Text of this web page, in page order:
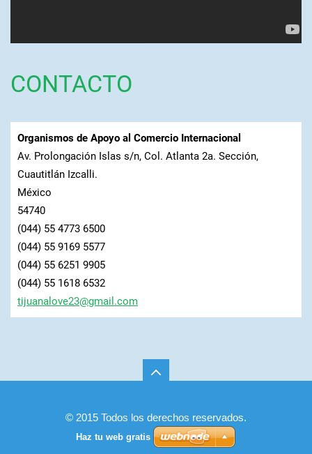
CONTACTO
Organismos de Apoyo al Comercio Internacional
Av. Prolongación Islas s/n, Col. Atlanta 2a. Sección,
Cuautitlán Izcalli.
México
54740
(044) 55 4773 6500
(044) 55 9169 5577
(044) 55 6251 9905
(044) 55 1618 6532
tijuanal ove23@gmail.com
© 2015 Todos los derechos reservados.
Haz tu web gratis